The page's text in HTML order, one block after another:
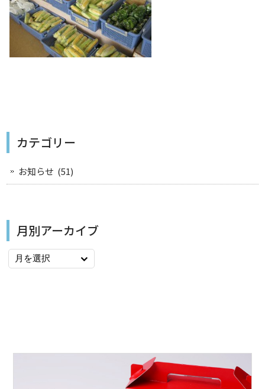
カテゴリー
お知らせ (51)
月別アーカイブ